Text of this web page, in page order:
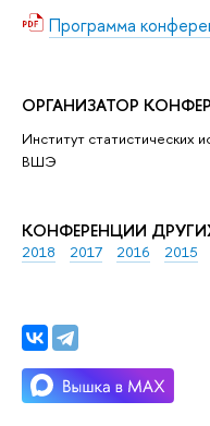
Программа
ОРГАНИЗАТОР
Институт статистических
ВШЭ
КОНФЕРЕНЦИИ
2018 2017 2016 2015